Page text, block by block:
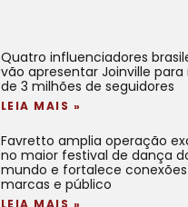
Quatro influenciadores
vão apresentar Joinville para
de 3 milhões de seguidores
LEIA MAIS »
Favretto amplia operação
no maior festival de dança
mundo e fortalece
marcas e público
LEIA MAIS »